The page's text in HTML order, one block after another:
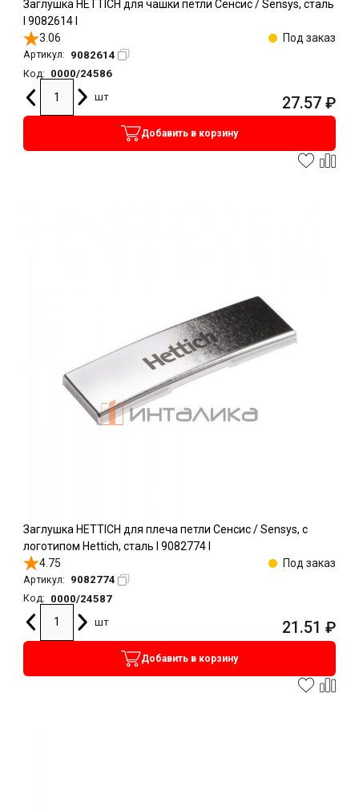
Заглушка HETTICH для чашки петли Сенсис / Sensys, сталь
l 9082614 l
3.06
Под заказ
Артикул: 9082614
Код:
0000/24586
шт
27.57 ₽
Добавить в корзину
Заглушка HETTICH для плеча петли Сенсис / Sensys, с
логотипом Hettich, сталь l 9082774 l
4.75
Под заказ
Артикул: 9082774
Код:
0000/24587
шт
21.51 ₽
Добавить в корзину